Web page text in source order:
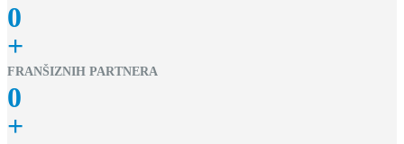
0
+
FRANŠIZNIH PARTNERA
0
+